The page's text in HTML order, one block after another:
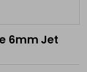
6mm Jet